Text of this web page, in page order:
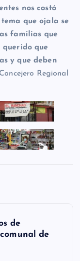
nos costó
que ojala se
familias que
que
y que deben
Regional
de
de